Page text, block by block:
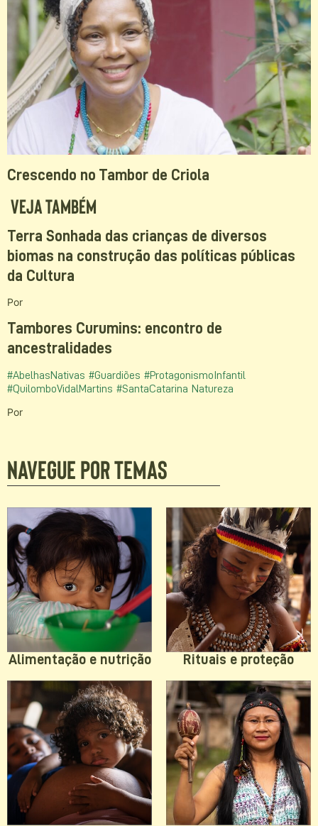
Crescendo no Tambor de Criola
Veja Também
Terra Sonhada das crianças de diversos
biomas na construção das políticas públicas
da Cultura
Por
Tambores Curumins: encontro de
ancestralidades
#AbelhasNativas #Guardiões #ProtagonismoInfantil
#QuilomboVidalMartins #SantaCatarina Natureza
Por
Navegue por temas
Alimentação e nutrição Rituais e proteção